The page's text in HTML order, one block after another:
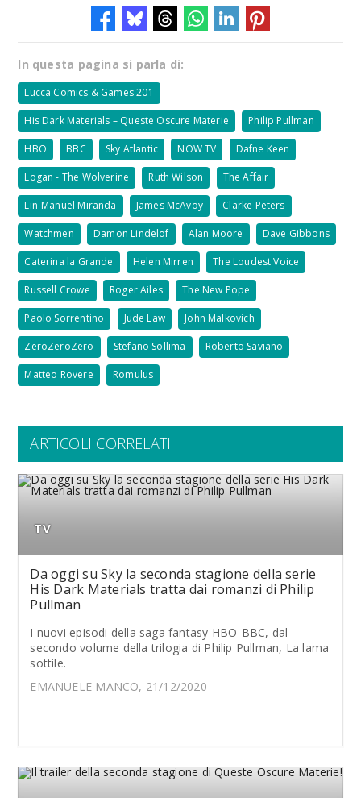
In questa pagina si parla di:
Lucca Comics & Games 201
His Dark Materials – Queste Oscure Materie Philip Pullman
HBO BBC Sky Atlantic NOW TV Dafne Keen
Logan - The Wolverine Ruth Wilson The Affair
Lin-Manuel Miranda James McAvoy Clarke Peters
Watchmen Damon Lindelof Alan Moore Dave Gibbons
Caterina la Grande Helen Mirren The Loudest Voice
Russell Crowe Roger Ailes The New Pope
Paolo Sorrentino Jude Law John Malkovich
ZeroZeroZero Stefano Sollima Roberto Saviano
Matteo Rovere Romulus
ARTICOLI CORRELATI
TV
Da oggi su Sky la seconda stagione della serie
His Dark Materials tratta dai romanzi di Philip
Pullman
I nuovi episodi della saga fantasy HBO-BBC, dal
secondo volume della trilogia di Philip Pullman, La lama
sottile.
EMANUELE MANCO, 21/12/2020